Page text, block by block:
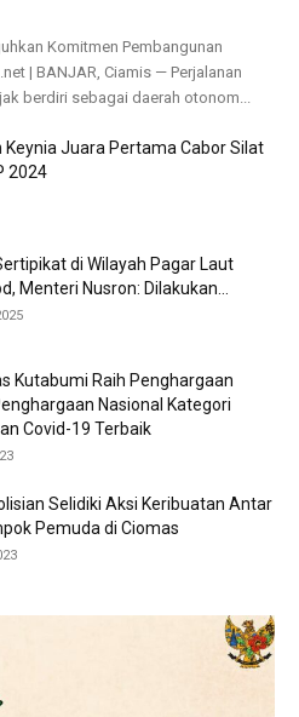
Komitmen Pembangunan
| BANJAR, Ciamis — Perjalanan
berdiri sebagai daerah otonom...
Keynia Juara Pertama Cabor Silat
2024
di Wilayah Pagar Laut
Menteri Nusron: Dilakukan...
Kutabumi Raih Penghargaan
Nasional Kategori
Covid-19 Terbaik
Selidiki Aksi Keribuatan Antar
Pemuda di Ciomas